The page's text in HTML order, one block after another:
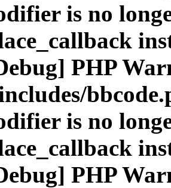
is no
PHP
is no
PHP